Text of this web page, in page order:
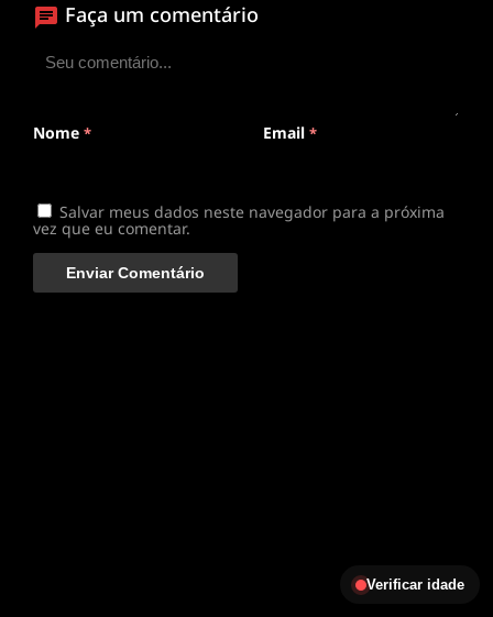
ANIMEPLAYER
Clique para assistir
Faça um comentário
Nome * Email *
Salvar meus dados neste navegador para a próxima
vez que eu comentar.
Verificar idade